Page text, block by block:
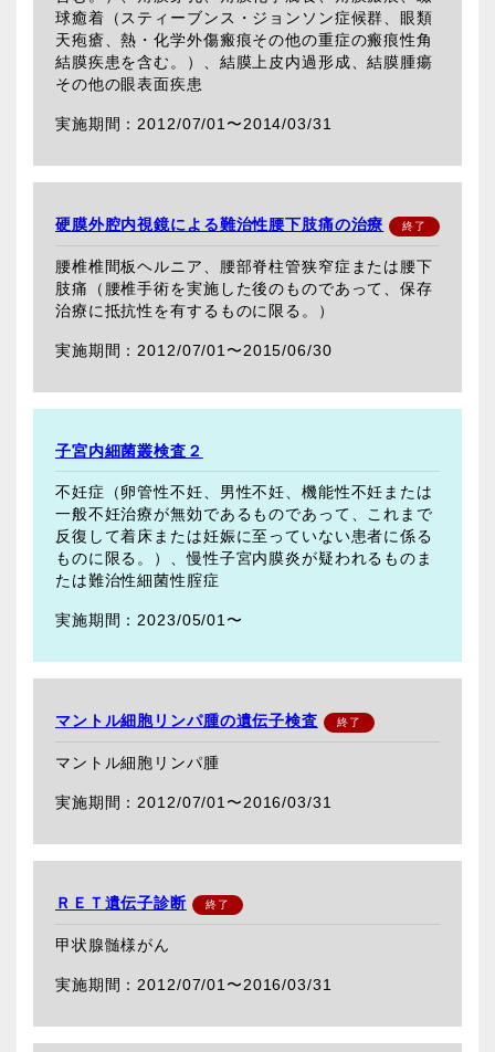
球癒着（スティーブンス・ジョンソン症候群、眼類
天疱瘡、熱・化学外傷瘢痕その他の重症の瘢痕性角
結膜疾患を含む。）、結膜上皮内過形成、結膜腫瘍
その他の眼表面疾患
2012/07/01〜2014/03/31
硬膜外腔内視鏡による難治性腰下肢痛の治療
腰椎椎間板ヘルニア、腰部脊柱管狭窄症または腰下
肢痛（腰椎手術を実施した後のものであって、保存
治療に抵抗性を有するものに限る。）
2012/07/01〜2015/06/30
子宮内細菌叢検査２
不妊症（卵管性不妊、男性不妊、機能性不妊または
一般不妊治療が無効であるものであって、これまで
反復して着床または妊娠に至っていない患者に係る
ものに限る。）、慢性子宮内膜炎が疑われるものま
たは難治性細菌性腟症
2023/05/01〜
マントル細胞リンパ腫の遺伝子検査
マントル細胞リンパ腫
2012/07/01〜2016/03/31
ＲＥＴ遺伝子診断
甲状腺髄様がん
2012/07/01〜2016/03/31